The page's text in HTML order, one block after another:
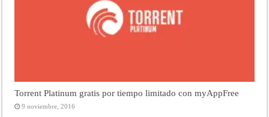
Torrent Platinum gratis por tiempo limitado con myAppFree
9 noviembre, 2016